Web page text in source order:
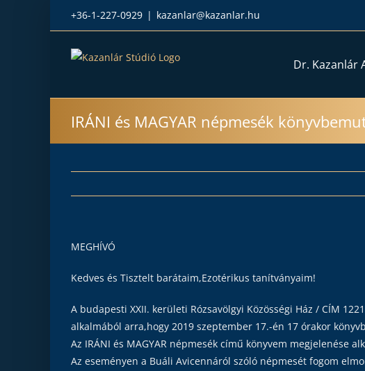
+36-1-227-0929 | kazanlar@kazanlar.hu
Dr. Kazanlár
IRÁNI és MAGYAR népmesék
MEGHÍVÓ
Kedves és Tisztelt barátaim,Ezotérikus tanítványaim!
A budapesti XXII. kerületi Rózsavölgyi Közösségi Ház / CÍM
alkalmából arra,hogy 2019 szeptember 17.-én 17 órakor
Az IRÁNI és MAGYAR népmesék című könyvem megjelenése
Az eseményen a Buáli Avicennáról szóló népmesét fogom